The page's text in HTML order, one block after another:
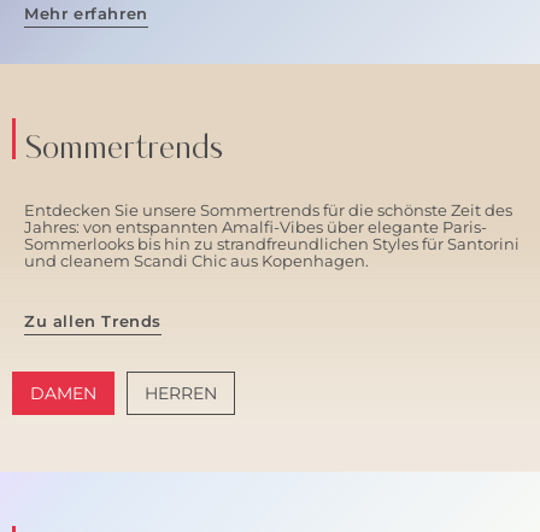
Mehr erfahren
Sommertrends
Entdecken Sie unsere Sommertrends für die schönste Zeit des
Jahres: von entspannten Amalfi-Vibes über elegante Paris-
Sommerlooks bis hin zu strandfreundlichen Styles für Santorini
und cleanem Scandi Chic aus Kopenhagen.
Zu allen Trends
DAMEN HERREN